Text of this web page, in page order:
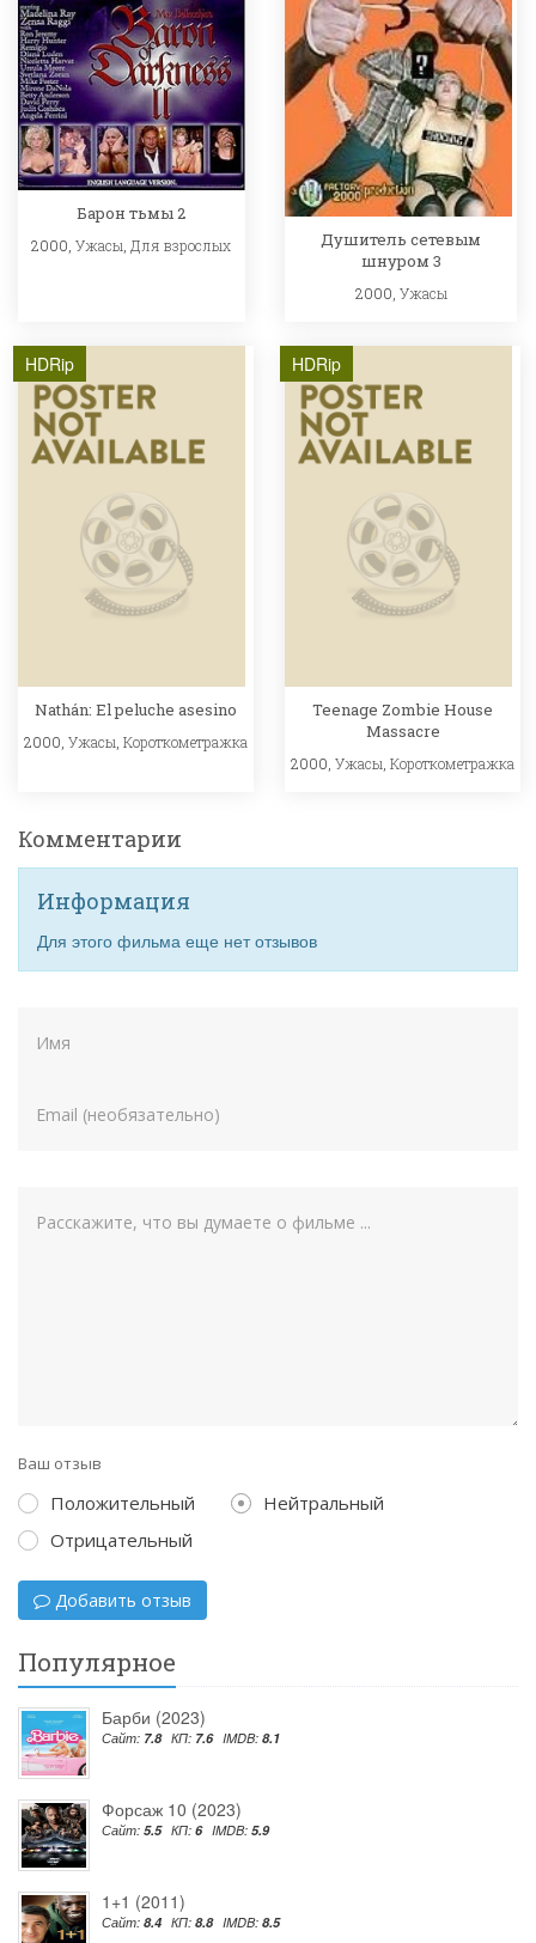
Барон тьмы 2
2000,Ужасы Для взрослых
Душитель сетевым
шнуром 3
2000, Ужасы
HDRip
Nathán: El peluche asesino
2000, Ужасы Короткометражка
HDRip
Teenage Zombie House
Massacre
2000,Ужасы ,Короткометражка
Комментарии
Информация
Для этого фильма еще нет отзывов
Ваш отзыв
Положительный
Нейтральный
Отрицательный
Добавить отзыв
Популярное
Барби (2023)
Сайт: 7.8 КП: 7.6 IMDB: 8.1
Форсаж 10 (2023)
Сайт: 5.5 КП: 6 IMDB: 5.9
1+1 (2011)
Сайт: 8.4 КП: 8.8 IMDB: 8.5